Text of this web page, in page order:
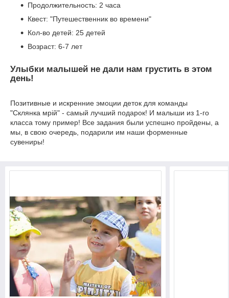
Продолжительность: 2 часа
Квест: "Путешественник во времени"
Кол-во детей: 25 детей
Возраст: 6-7 лет
Улыбки малышей не дали нам грустить в этом
день!
Позитивные и искренние эмоции деток для команды
"Склянка мрiй" - самый лучший подарок! И малыши из 1-го
класса тому пример! Все задания были успешно пройдены, а
мы, в свою очередь, подарили им наши форменные
сувениры!